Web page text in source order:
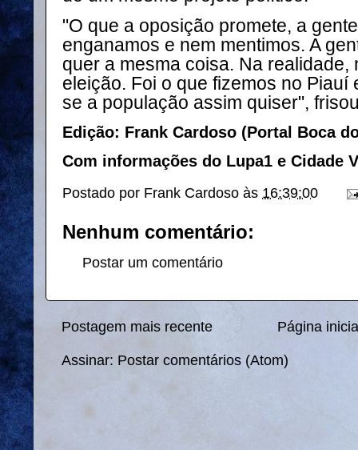
"O que a oposição promete, a
enganamos e nem mentimos. A
quer a mesma coisa. Na realidade,
eleição. Foi o que fizemos no Piauí
se a população assim quiser",
Edição: Frank Cardoso (Portal Boca
Com informações do Lupa1 e Cidade
Postado por Frank Cardoso às 16:39:00
Nenhum comentário:
Postar um comentário
Postagem mais recente Página
Assinar: Postar comentários (Atom)